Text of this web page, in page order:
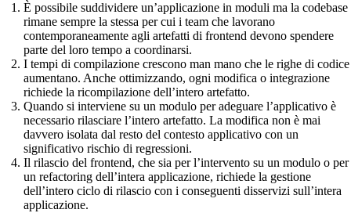
È possibile suddividere un’applicazione in moduli ma la codebase
rimane sempre la stessa per cui i team che lavorano
contemporaneamente agli artefatti di frontend devono spendere
parte del loro tempo a coordinarsi.
I tempi di compilazione crescono man mano che le righe di codice
aumentano. Anche ottimizzando, ogni modifica o integrazione
richiede la ricompilazione dell’intero artefatto.
Quando si interviene su un modulo per adeguare l’applicativo è
necessario rilasciare l’intero artefatto. La modifica non è mai
davvero isolata dal resto del contesto applicativo con un
significativo rischio di regressioni.
Il rilascio del frontend, che sia per l’intervento su un modulo o per
un refactoring dell’intera applicazione, richiede la gestione
dell’intero ciclo di rilascio con i conseguenti disservizi sull’intera
applicazione.